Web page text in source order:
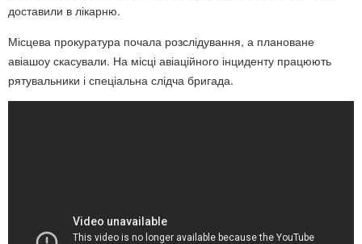
доставили в лікарню.
Місцева прокуратура почала розслідування, а плановане
авіашоу скасували. На місці авіаційного інциденту працюють
рятувальники і спеціальна слідча бригада.